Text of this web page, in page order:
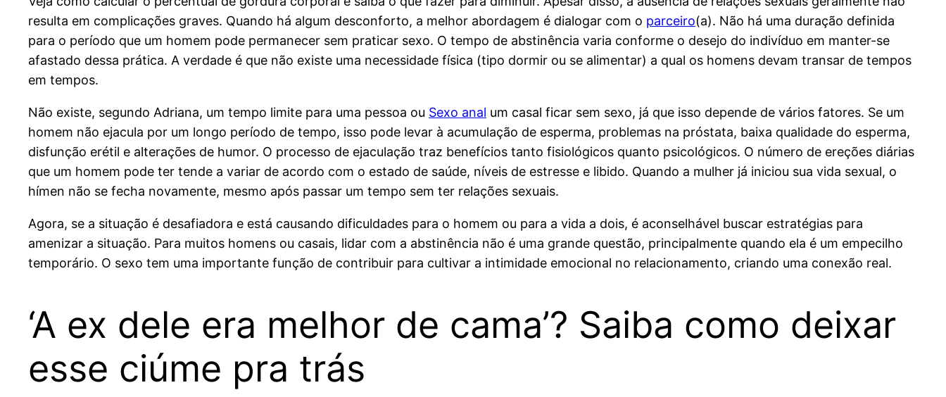
resulta em complicações graves. Quando há algum desconforto, a melhor abordagem é dialogar com o parceiro(a). Não há uma duração definida
para o período que um homem pode permanecer sem praticar sexo. O tempo de abstinência varia conforme o desejo do indivíduo em manter-se
afastado dessa prática. A verdade é que não existe uma necessidade física (tipo dormir ou se alimentar) a qual os homens devam transar de tempos
em tempos.
Não existe, segundo Adriana, um tempo limite para uma pessoa ou Sexo anal um casal ficar sem sexo, já que isso depende de vários fatores. Se um
homem não ejacula por um longo período de tempo, isso pode levar à acumulação de esperma, problemas na próstata, baixa qualidade do esperma,
disfunção erétil e alterações de humor. O processo de ejaculação traz benefícios tanto fisiológicos quanto psicológicos. O número de ereções diárias
que um homem pode ter tende a variar de acordo com o estado de saúde, níveis de estresse e libido. Quando a mulher já iniciou sua vida sexual, o
hímen não se fecha novamente, mesmo após passar um tempo sem ter relações sexuais.
Agora, se a situação é desafiadora e está causando dificuldades para o homem ou para a vida a dois, é aconselhável buscar estratégias para
amenizar a situação. Para muitos homens ou casais, lidar com a abstinência não é uma grande questão, principalmente quando ela é um empecilho
temporário. O sexo tem uma importante função de contribuir para cultivar a intimidade emocional no relacionamento, criando uma conexão real.
‘A ex dele era melhor de cama’? Saiba como deixar
esse ciúme pra trás